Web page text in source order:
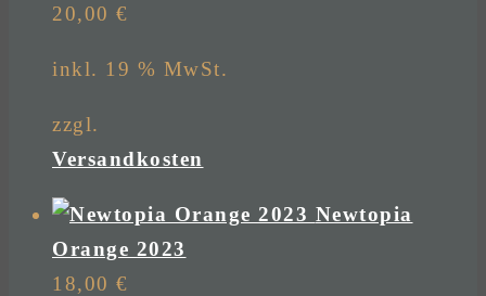
20,00 €
inkl. 19 % MwSt.
zzgl.
Versandkosten
Newtopia
Orange 2023
18,00 €